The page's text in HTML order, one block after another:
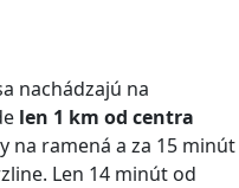
nachádzajú na
len 1 km od centra
na ramená a za 15 minút
Len 14 minút od